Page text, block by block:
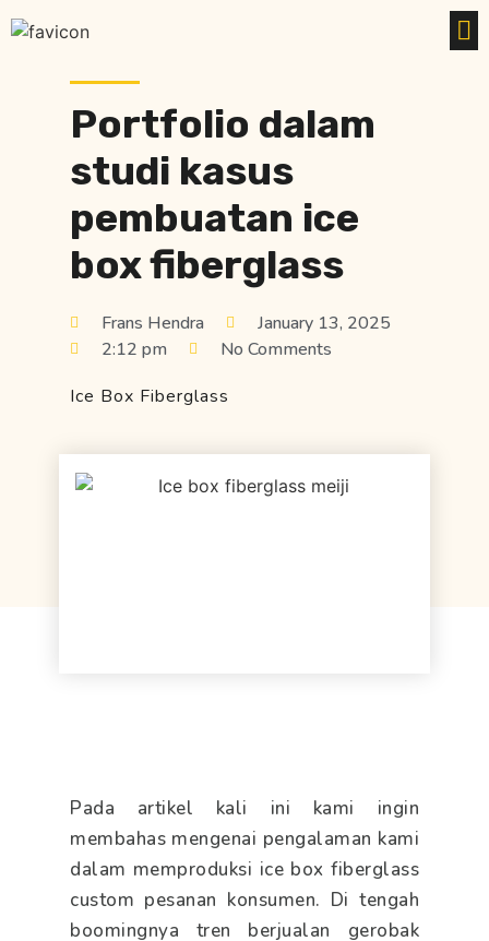
Portfolio dalam
studi kasus
pembuatan ice
box fiberglass
Frans Hendra
January 13, 2025
2:12 pm
No Comments
Ice Box Fiberglass
Pada artikel kali ini kami ingin
membahas mengenai pengalaman kami
dalam memproduksi ice box fiberglass
custom pesanan konsumen. Di tengah
boomingnya tren berjualan gerobak